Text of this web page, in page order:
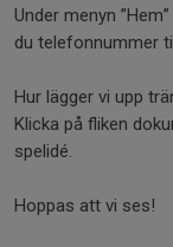
Under menyn
du telefonnummer
Hur lägger vi upp
Klicka på fliken
spelidé.
Hoppas att vi ses!